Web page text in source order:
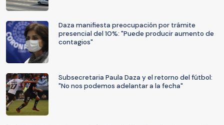
Daza manifiesta preocupación por trámite
presencial del 10%: "Puede producir aumento de
contagios"
Subsecretaria Paula Daza y el retorno del fútbol:
"No nos podemos adelantar a la fecha"